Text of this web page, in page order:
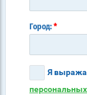
Город: *
Я